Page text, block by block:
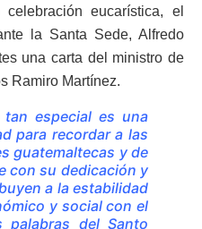
eucarística, el
la Santa Sede, Alfredo
una carta del ministro de
Ramiro Martínez.
especial es una
para recordar a las
guatemaltecas y de
con su dedicación y
a la estabilidad
y social con el
del Santo